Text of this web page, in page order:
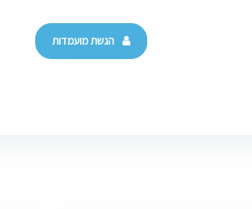
הגשת מועמדות